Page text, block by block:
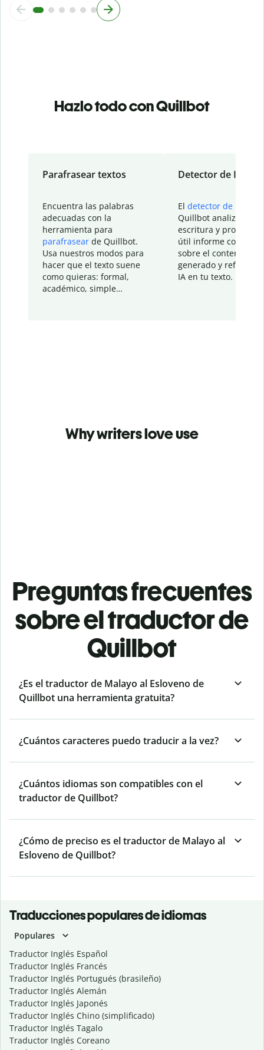
Hazlo todo con Quillbot
Parafrasear textos
Encuentra las palabras
adecuadas con la
herramienta para
parafrasear de Quillbot.
Usa nuestros modos para
hacer que el texto suene
como quieras: formal,
académico, simple…
Detector de IA
El detector de IA
Quillbot analiza tu
escritura y
útil informe con
sobre el contenido
generado y refinado
IA en tu texto.
Why writers love use
Preguntas frecuentes
sobre el traductor de
Quillbot
¿Es el traductor de Malayo al Esloveno de
Quillbot una herramienta gratuita?
¿Cuántos caracteres puedo traducir a la vez?
¿Cuántos idiomas son compatibles con el
traductor de Quillbot?
¿Cómo de preciso es el traductor de Malayo al
Esloveno de Quillbot?
Traducciones populares de idiomas
Populares
Traductor Inglés Español
Traductor Inglés Francés
Traductor Inglés Portugués (brasileño)
Traductor Inglés Alemán
Traductor Inglés Japonés
Traductor Inglés Chino (simplificado)
Traductor Inglés Tagalo
Traductor Inglés Coreano